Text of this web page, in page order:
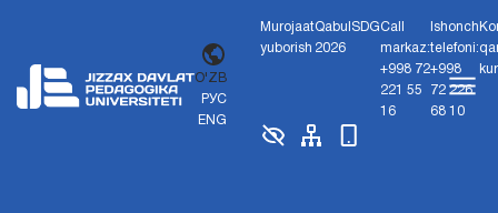
O'ZB
РУС
ENG
Murojaat
yuborish
Qabul
2026
SDGCall
markaz:
+998 72
221 55
16
Ishonch
telefoni:
+998
72 226
68 10